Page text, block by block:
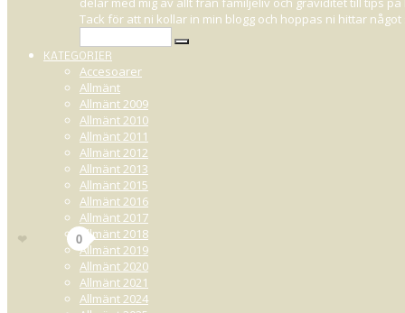
Tack för att ni kollar in min blogg och hoppas ni hittar
KATEGORIER
Accesoarer
Allmänt
Allmänt 2009
Allmänt 2010
Allmänt 2011
Allmänt 2012
Allmänt 2013
Allmänt 2015
Allmänt 2016
Allmänt 2017
Allmänt 2018
Allmänt 2019
Allmänt 2020
Allmänt 2021
Allmänt 2024
SEPTEMBER 30, 2011 22:00
stövlarnasom jag beställde i veckan - och vilka stövlar sedan.
dom sitter ännu bättre på foten, håller värmen
0
14